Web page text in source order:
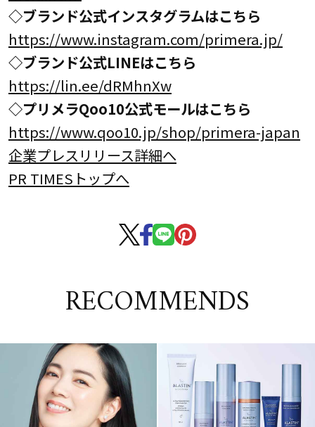
◇ブランド公式インスタグラムはこちら
https://www.instagram.com/primera.jp/
◇ブランド公式LINEはこちら
https://lin.ee/dRMhnXw
◇プリメラQoo10公式モールはこちら
https://www.qoo10.jp/shop/primera-japan
企業プレスリリース詳細へ
PR TIMESトップへ
RECOMMENDS